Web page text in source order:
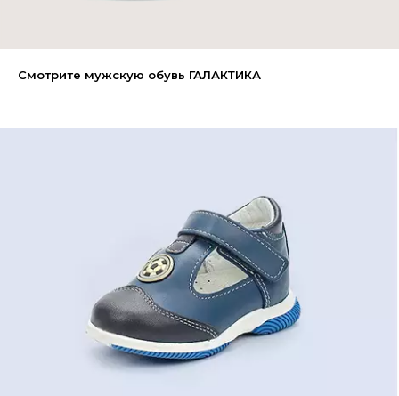
Смотрите мужскую обувь ГАЛАКТИКА